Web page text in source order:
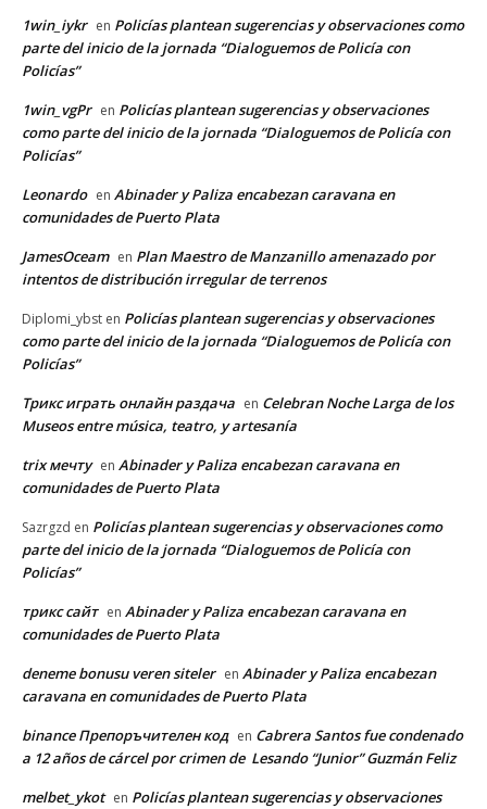
1win_iykr en Policías plantean sugerencias y observaciones como
parte del inicio de la jornada “Dialoguemos de Policía con
Policías”
1win_vgPr en Policías plantean sugerencias y observaciones
como parte del inicio de la jornada “Dialoguemos de Policía con
Policías”
Leonardo en Abinader y Paliza encabezan caravana en
comunidades de Puerto Plata
JamesOceam en Plan Maestro de Manzanillo amenazado por
intentos de distribución irregular de terrenos
Diplomi_ybst en Policías plantean sugerencias y observaciones
como parte del inicio de la jornada “Dialoguemos de Policía con
Policías”
Трикс играть онлайн раздача en Celebran Noche Larga de los
Museos entre música, teatro, y artesanía
trix мечту en Abinader y Paliza encabezan caravana en
comunidades de Puerto Plata
Sazrgzd en Policías plantean sugerencias y observaciones como
parte del inicio de la jornada “Dialoguemos de Policía con
Policías”
трикс сайт en Abinader y Paliza encabezan caravana en
comunidades de Puerto Plata
deneme bonusu veren siteler en Abinader y Paliza encabezan
caravana en comunidades de Puerto Plata
binance Препоръчителен код en Cabrera Santos fue condenado
a 12 años de cárcel por crimen de Lesando “Junior” Guzmán Feliz
melbet_ykot en Policías plantean sugerencias y observaciones